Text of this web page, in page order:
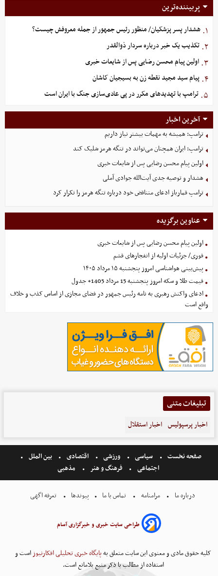
پربیننده‌ترین
۱. هشدار پسر پزشکیان/ منظور رئیس جمهور از جمله معروفش چیست؟
۲. تکذیب یک خبر درباره سردار ذوالقدر
۳. اولین پیام محسن رضایی پس از شایعات خبری
۴. پیام سید مجید نقطه زن به بسیجیان کاشان
۵. ترامپ با تهدیدهای مکرر در پی عادی‌سازی جنگ با ایران است
آخرین اخبار
ترامپ: همیشه به مهمات بیشتر نیاز داریم
ترامپ: ایران همچنان می‌تواند در تنگه هرمز شلیک کند
اولین پیام محسن رضایی پس از شایعات خبری
هشدار و توصیه جدی آیت‌الله جوادی آملی
ترامپ قمارباز ادعای متناقض خود درباره تنگه هرمز را تکرار کرد
عناوین برگزیده
اولین پیام محسن رضایی پس از شایعات خبری
فوری/ جزئیات اولیه از انفجارهای قشم
پیش‌بینی هواشناسی امروز پنجشنبه ۱۵ مرداد ۱۴۰۵
قیمت طلا و سکه امروز پنجشنبه 15 مرداد 1405+ جدول
ادعای واکنش رهبری به نامه رئیس جمهور در فضای مجازی از اساس کذب و خلاف
واقع است
تبلیغات متنی
اخبار پرسپولیس اخبار استقلال
صفحه نخست سیاسی ورزشی اقتصادی
بین الملل
اجتماعی
فرهنگ و هنر مذهبی
درباره ما مرامنامه تماس با ما پیوندها تعرفه اگهی
طراحی سایت خبری و خبرگزاری آسام
کلیه حقوق مادی و معنوی این سایت متعلق بهپایگاه خبری تحلیلی افکارنیوزاست و
استفاده از مطالب با ذکر منبع بلامانع است.